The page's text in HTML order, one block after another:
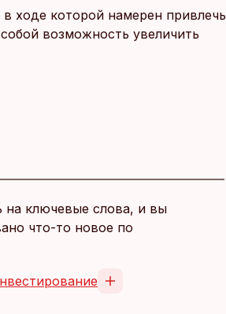
ходе которой намерен привлечь
возможность увеличить
ключевые слова, и вы
что-то новое по